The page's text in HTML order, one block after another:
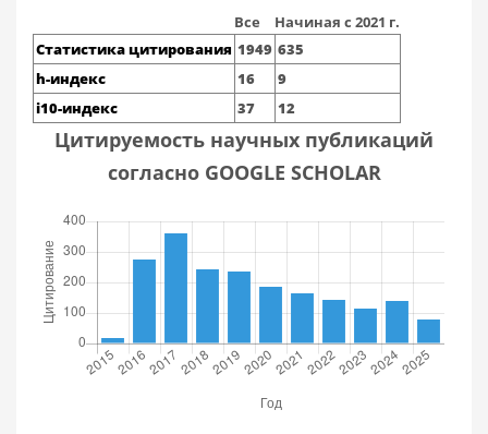
Все
Начиная с 2021 г.
Статистика цитирования 1949 635
h-индекс
16
9
i10-индекс
37 12
Цитируемость научных публикаций
согласно GOOGLE SCHOLAR